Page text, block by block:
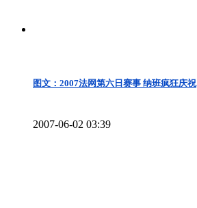
图文：2007法网第六日赛事 纳班疯狂庆祝
2007-06-02 03:39